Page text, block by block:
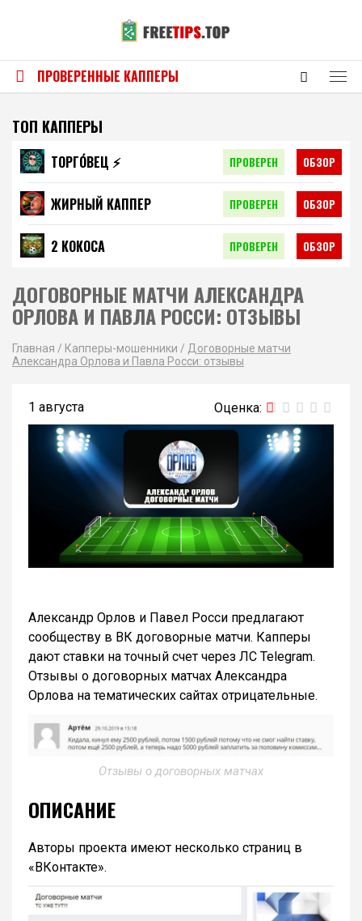
ПРОВЕРЕННЫЕ КАППЕРЫ
ТОП КАППЕРЫ
ТОРГО́ВЕЦ ⚡️ ПРОВЕРЕН ОБЗОР
ЖИРНЫЙ КАППЕР ПРОВЕРЕН ОБЗОР
2 КОКОСА ПРОВЕРЕН ОБЗОР
ДОГОВОРНЫЕ МАТЧИ АЛЕКСАНДРА
ОРЛОВА И ПАВЛА РОССИ: ОТЗЫВЫ
Главная / Капперы-мошенники / Договорные матчи
Александра Орлова и Павла Росси: отзывы
1 августа
Александр Орлов и Павел Росси предлагают
сообществу в ВК договорные матчи. Капперы
дают ставки на точный счет через ЛС Telegram.
Отзывы о договорных матчах Александра
Орлова на тематических сайтах отрицательные.
Отзывы о договорных матчах
ОПИСАНИЕ
Авторы проекта имеют несколько страниц в
«ВКонтакте».